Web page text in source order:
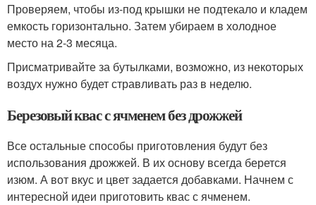
Проверяем, чтобы из-под крышки не подтекало и кладем
емкость горизонтально. Затем убираем в холодное
место на 2-3 месяца.
Присматривайте за бутылками, возможно, из некоторых
воздух нужно будет стравливать раз в неделю.
Березовый квас с ячменем без дрожжей
Все остальные способы приготовления будут без
использования дрожжей. В их основу всегда берется
изюм. А вот вкус и цвет задается добавками. Начнем с
интересной идеи приготовить квас с ячменем.